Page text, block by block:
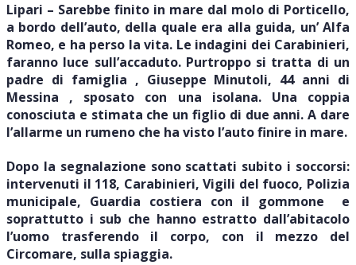
Lipari – Sarebbe finito in mare dal molo di Porticello,
a bordo dell’auto, della quale era alla guida, un’ Alfa
Romeo, e ha perso la vita. Le indagini dei Carabinieri,
faranno luce sull’accaduto. Purtroppo si tratta di un
padre di famiglia , Giuseppe Minutoli, 44 anni di
Messina , sposato con una isolana. Una coppia
conosciuta e stimata che un figlio di due anni. A dare
l’allarme un rumeno che ha visto l’auto finire in mare.
Dopo la segnalazione sono scattati subito i soccorsi:
intervenuti il 118, Carabinieri, Vigili del fuoco, Polizia
municipale, Guardia costiera con il gommone e
soprattutto i sub che hanno estratto dall’abitacolo
l’uomo trasferendo il corpo, con il mezzo del
Circomare, sulla spiaggia.